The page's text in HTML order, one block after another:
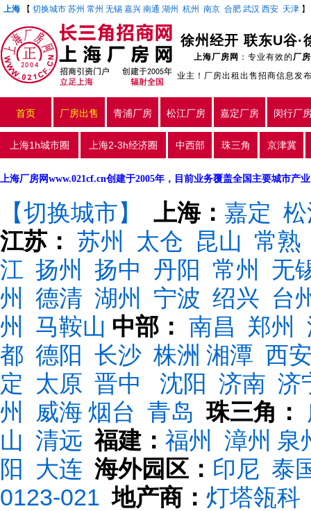
上海 【 切换城市 苏州 常州 无锡 嘉兴 南通 湖州 杭州 南京 合肥 武汉 西安 天津 】
上海厂房网 ：专业有效的厂
业主！厂房出租出售招商信息发
首页 厂房出售 青浦厂房 松江厂房 嘉定厂房 闵行厂
上海1h城市圈 上海2-3h经济圈 中西部 珠三角 京津冀
上海厂房网www.021cf.cn创建于2005年，目前业务覆盖全国主要城市产
【切换城市】 上海： 嘉定
江苏： 苏州 太仓 昆山 常熟
江 扬州 扬中 丹阳 常州
无
州
德清 湖州 宁波 绍兴 台
州
马鞍山 中部： 南昌 郑州
都 德阳 长沙 株洲 湘潭 西
定 太原 晋中 沈阳 济南 济
州
威海 烟台 青岛 珠三角：
山 清远 福建： 福州 漳州 泉
阳
大连 海外园区： 印尼 泰
0123-021 地产商： 灯塔瓴科